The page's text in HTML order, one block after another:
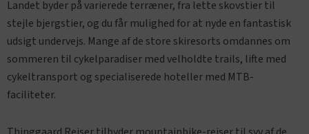
Landet byder på varierede terræner, fra lette skovstier til
stejle bjergstier, og du får mulighed for at nyde en fantastisk
udsigt undervejs. Mange af de store skiresorts omdannes om
sommeren til cykelparadiser med velholdte trails, lifte med
cykeltransport og specialiserede hoteller med MTB-
faciliteter.